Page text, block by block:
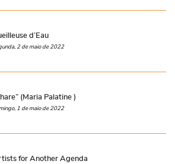
d’Eau
2 de maio de 2022
(Maria Palatine )
1 de maio de 2022
for Another Agenda